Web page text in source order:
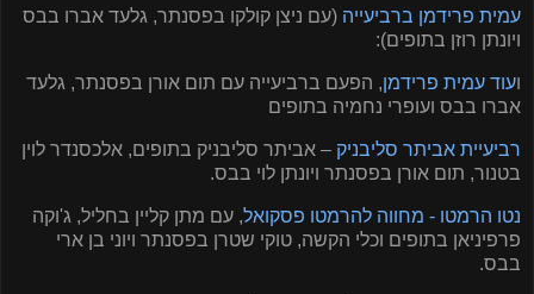
עמית פרידמן ברביעייה (עם ניצן קולקו בפסנתר, גלעד אברו בבס
ויונתן רוזן בתופים):
ועוד עמית פרידמן, הפעם ברביעייה עם תום אורן בפסנתר, גלעד
אברו בבס ועופרי נחמיה בתופים
רביעיית אביתר סליבניק – אביתר סליבניק בתופים, אלכסנדר לוין
בטנור, תום אורן בפסנתר ויונתן לוי בבס.
נטו הרמטו - מחווה להרמטו פסקואל, עם מתן קליין בחליל, ג'וקה
פרפיניאן בתופים וכלי הקשה, טוקי שטרן בפסנתר ויוני בן ארי
בבס.